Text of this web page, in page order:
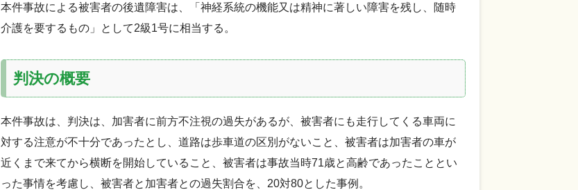
本件事故による被害者の後遺障害は、「神経系統の機能又は精神に著しい障害を残し、随時
介護を要するもの」として2級1号に相当する。
判決の概要
本件事故は、判決は、加害者に前方不注視の過失があるが、被害者にも走行してくる車両に
対する注意が不十分であったとし、道路は歩車道の区別がないこと、被害者は加害者の車が
近くまで来てから横断を開始していること、被害者は事故当時71歳と高齢であったこととい
った事情を考慮し、被害者と加害者との過失割合を、20対80とした事例。